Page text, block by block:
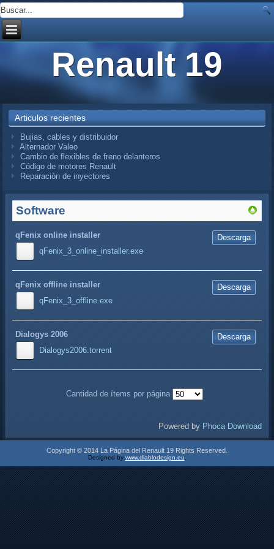
Renault 19
Articulos recientes
Bujias, cables y distribuidor
Alternador Valeo
Cambio de flexibles de freno delanteros
Código de motores Renault
Reparación de inyectores
Software
qFenix online installer
qFenix_3_online_installer.exe
Descarga
qFenix offline installer
qFenix_3_offline.exe
Descarga
Dialogys 2006
Dialogys2006.torrent
Descarga
Cantidad de ítems por página
Powered by Phoca Download
Copyright © 2014 La Página del Renault 19 Rights Reserved.
Designed by www.diablodesign.eu.